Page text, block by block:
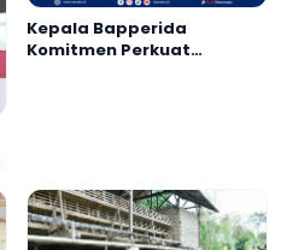
Kepala Bapperida
Komitmen Perkuat